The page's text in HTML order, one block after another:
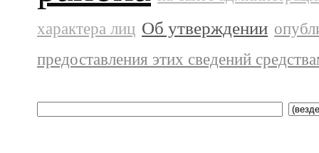
характера лиц Об утверждении
предоставления этих сведений